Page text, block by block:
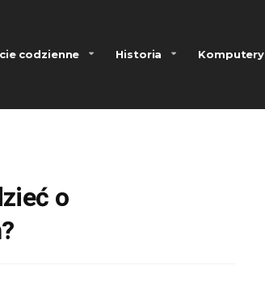
codzienne Historia Komputery
o